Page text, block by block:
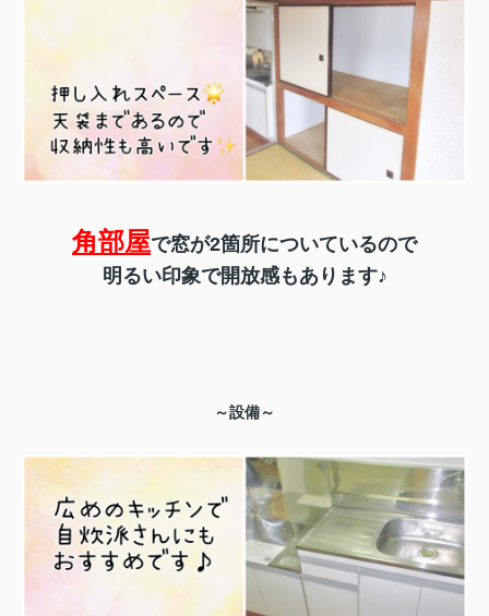
角部屋で窓が2箇所についているので
明るい印象で開放感もあります♪
～設備～